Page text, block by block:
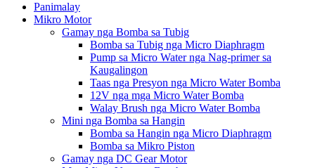
Panimalay
Mikro Motor
Gamay nga Bomba sa Tubig
Bomba sa Tubig nga Micro Diaphragm
Pump sa Micro Water nga Nag-primer sa
Kaugalingon
Taas nga Presyon nga Micro Water Bomba
12V nga mga Micro Water Bomba
Walay Brush nga Micro Water Bomba
Mini nga Bomba sa Hangin
Bomba sa Hangin nga Micro Diaphragm
Bomba sa Mikro Piston
Gamay nga DC Gear Motor